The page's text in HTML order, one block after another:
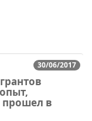
30/06/2017
прошел в